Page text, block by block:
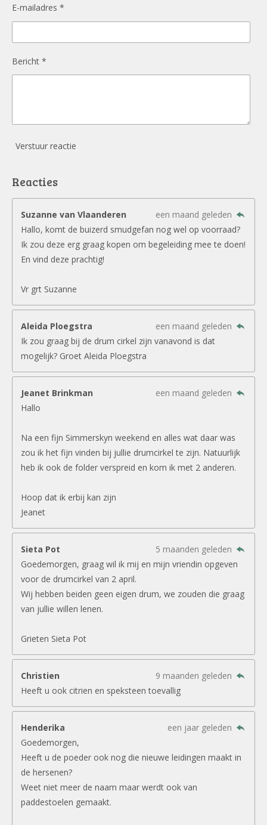
E-mailadres *
Bericht *
Verstuur reactie
Reacties
Suzanne van Vlaanderen
een maand geleden
Hallo, komt de buizerd smudgefan nog wel op voorraad?
Ik zou deze erg graag kopen om begeleiding mee te doen!
En vind deze prachtig!
Vr grt Suzanne
Aleida Ploegstra
een maand geleden
Ik zou graag bij de drum cirkel zijn vanavond is dat
mogelijk? Groet Aleida Ploegstra
Jeanet Brinkman
een maand geleden
Hallo
Na een fijn Simmerskyn weekend en alles wat daar was
zou ik het fijn vinden bij jullie drumcirkel te zijn. Natuurlijk
heb ik ook de folder verspreid en kom ik met 2 anderen.
Hoop dat ik erbij kan zijn
Jeanet
Sieta Pot
5 maanden geleden
Goedemorgen, graag wil ik mij en mijn vriendin opgeven
voor de drumcirkel van 2 april.
Wij hebben beiden geen eigen drum, we zouden die graag
van jullie willen lenen.
Grieten Sieta Pot
Christien
9 maanden geleden
Heeft u ook citrien en speksteen toevallig
Henderika
een jaar geleden
Goedemorgen,
Heeft u de poeder ook nog die nieuwe leidingen maakt in
de hersenen?
Weet niet meer de naam maar werdt ook van
paddestoelen gemaakt.